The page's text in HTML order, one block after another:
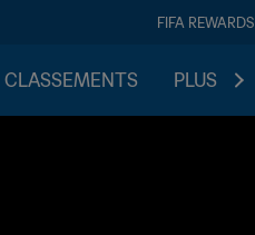
FIFA REWARDS
CLASSEMENTS PLUS